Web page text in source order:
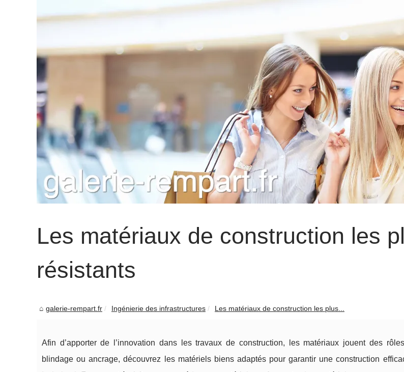
Les matériaux de construction les
résistants
galerie-rempart.fr Ingénierie des infrastructures Les matériaux de construction les plus...
Afin d’apporter de l’innovation dans les travaux de construction, les matériaux jouent des
blindage ou ancrage, découvrez les matériels biens adaptés pour garantir une construction